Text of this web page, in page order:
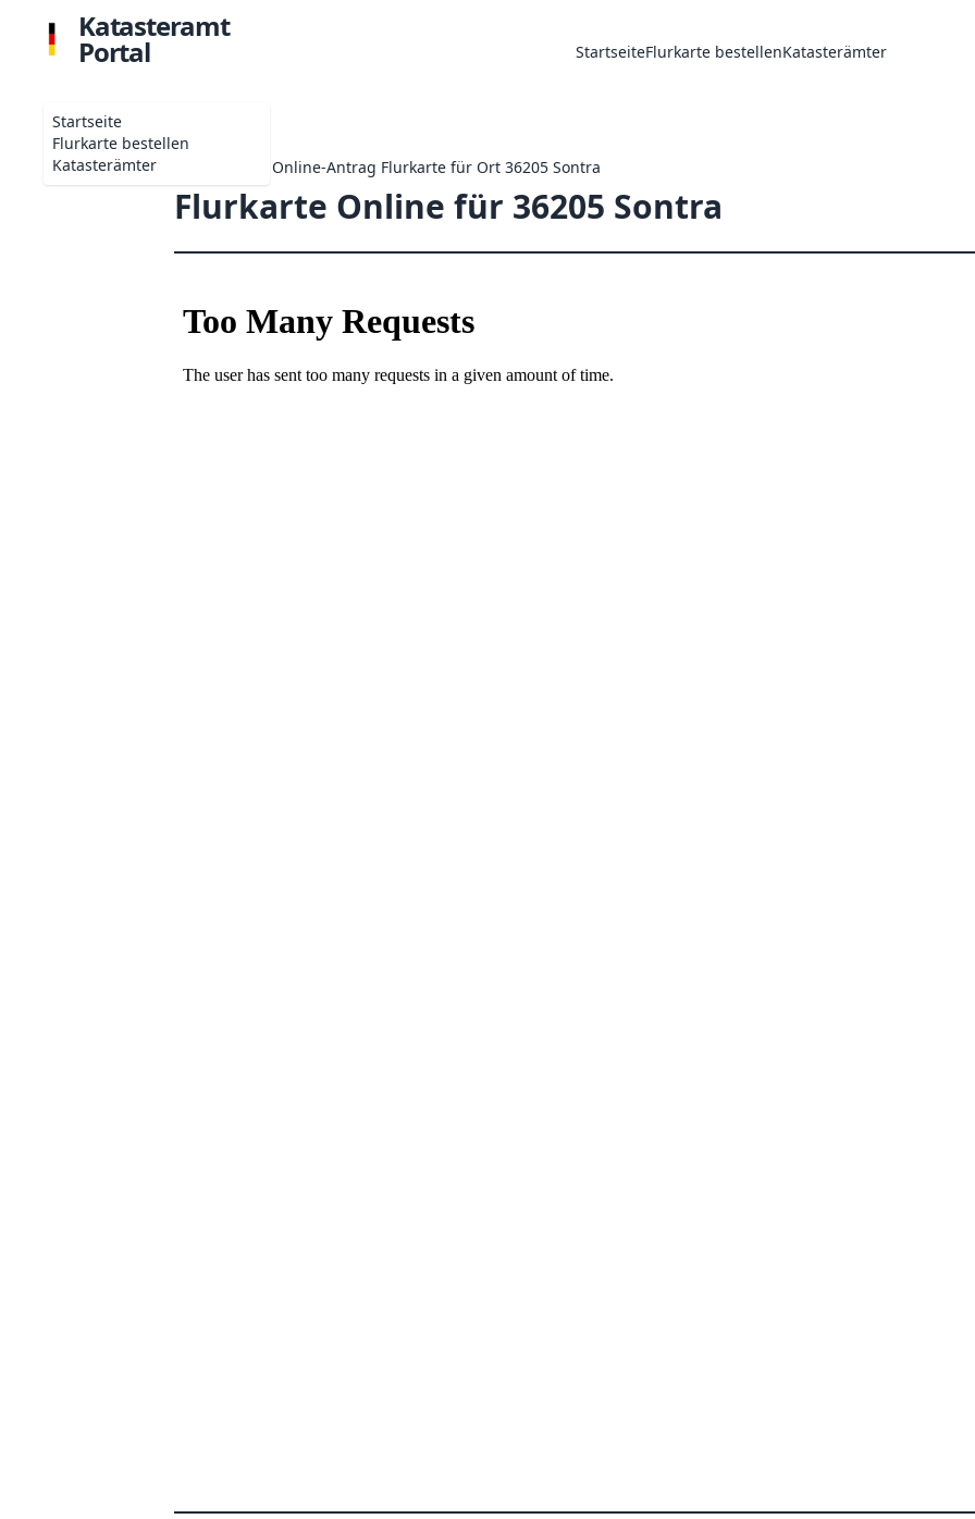
Katasteramt
Portal
Startseite
Flurkarte bestellen
Katasterämter
StartseiteFlurkarte bestellenKatasterämter
Online-Antrag Flurkarte für Ort 36205 Sontra
Flurkarte Online für 36205 Sontra